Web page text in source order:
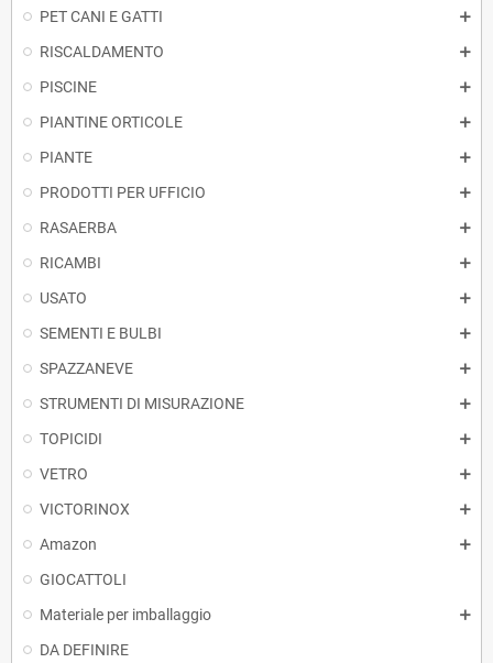
PET CANI E GATTI
RISCALDAMENTO
PISCINE
PIANTINE ORTICOLE
PIANTE
PRODOTTI PER UFFICIO
RASAERBA
RICAMBI
USATO
SEMENTI E BULBI
SPAZZANEVE
STRUMENTI DI MISURAZIONE
TOPICIDI
VETRO
VICTORINOX
Amazon
GIOCATTOLI
Materiale per imballaggio
DA DEFINIRE